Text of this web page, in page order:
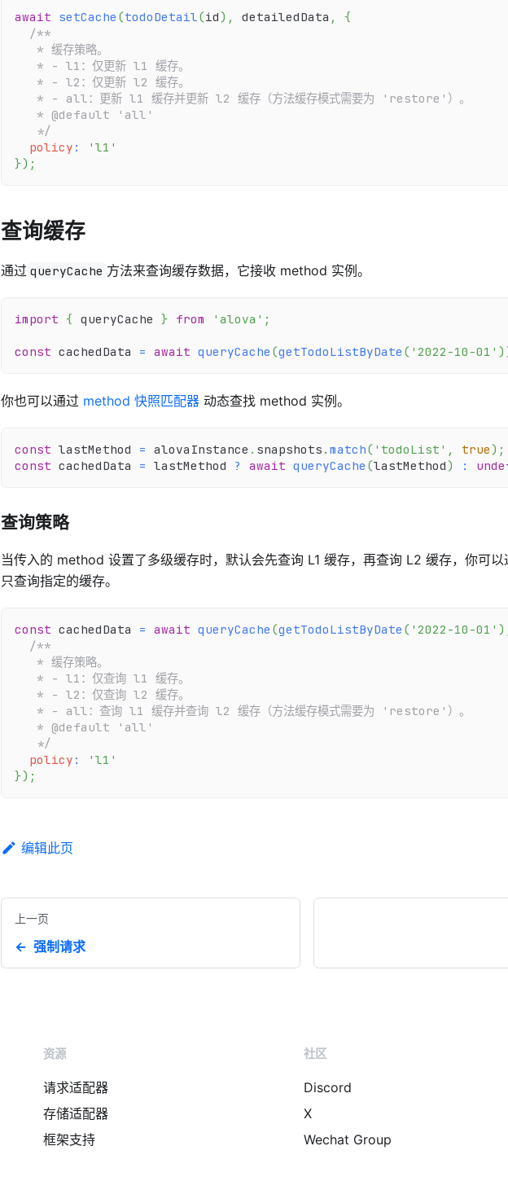
await setCache (todoDetail(id) , detailedData ,
{
/**
   * 缓存策略。
   * - l1：仅更新 l1 缓存。
   * - l2：仅更新 l2 缓存。
   * - all：更新 l1 缓存并更新 l2 缓存（方法缓存模式需要为 'restore'）。
   * @default 'all'
   */
policy :
'l1'
}) ;
查询缓存
通过 queryCache 方法来查询缓存数据，它接收 method 实例。
import { queryCache } from 'alova' ;
const cachedData = await queryCache (getTodoListByDate ( '2022-10-01' )
你也可以通过 method 快照匹配器 动态查找 method 实例。
const lastMethod = alovaInstance . snapshots . match( 'todoList' , true) ;
const cachedData = lastMethod ? await queryCache (lastMethod) :
查询策略
当传入的 method 设置了多级缓存时，默认会先查询 L1 缓存，再查询 L2 缓存，你可以
只查询指定的缓存。
const cachedData = await queryCache (getTodoListByDate ( '2022-10-01' )
/**
   * 缓存策略。
   * - l1：仅查询 l1 缓存。
   * - l2：仅查询 l2 缓存。
   * - all：查询 l1 缓存并查询 l2 缓存（方法缓存模式需要为 'restore'）。
   * @default 'all'
   */
policy :
'l1'
}) ;
编辑此页
上一页
强制请求
资源
请求适配器
存储适配器
框架支持
社区
Discord
X
Wechat Group